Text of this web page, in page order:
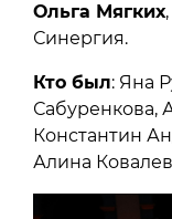
Ольга Мягких
Синергия.
Кто был: Яна
Сабуренкова,
Константин
Алина